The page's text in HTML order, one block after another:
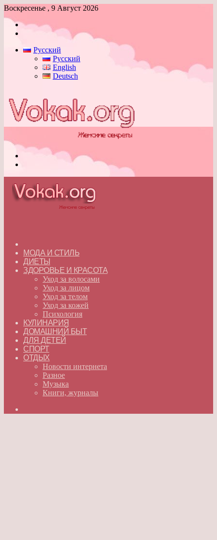
Воскресенье , 9 Август 2026
Войти
Русский
Русский
English
Deutsch
МОДА И СТИЛЬ
ДИЕТЫ
ЗДОРОВЬЕ И КРАСОТА
Уход за волосами
Уход за лицом
Уход за телом
Уход за кожей
Психология
КУЛИНАРИЯ
ДОМАШНИЙ БЫТ
ДЛЯ ДЕТЕЙ
СПОРТ
ОТДЫХ
Новости интернета
Разное
Музыка
Книги, журналы